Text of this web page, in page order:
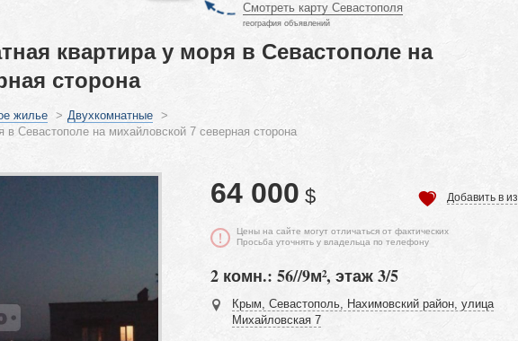
Смотреть карту Севастополя
география объявлений
квартира у моря в Севастополе на
сторона
жилье > Двухкомнатные >
в Севастополе на михайловской 7 северная сторона
64 000 $ Добавить в
Цены на сайте могут отличаться от фактических
Просьба уточнять у владельца по телефону
2 комн.: 56//9м², этаж 3/5
Крым, Севастополь, Нахимовский район, улица
Михайловская 7